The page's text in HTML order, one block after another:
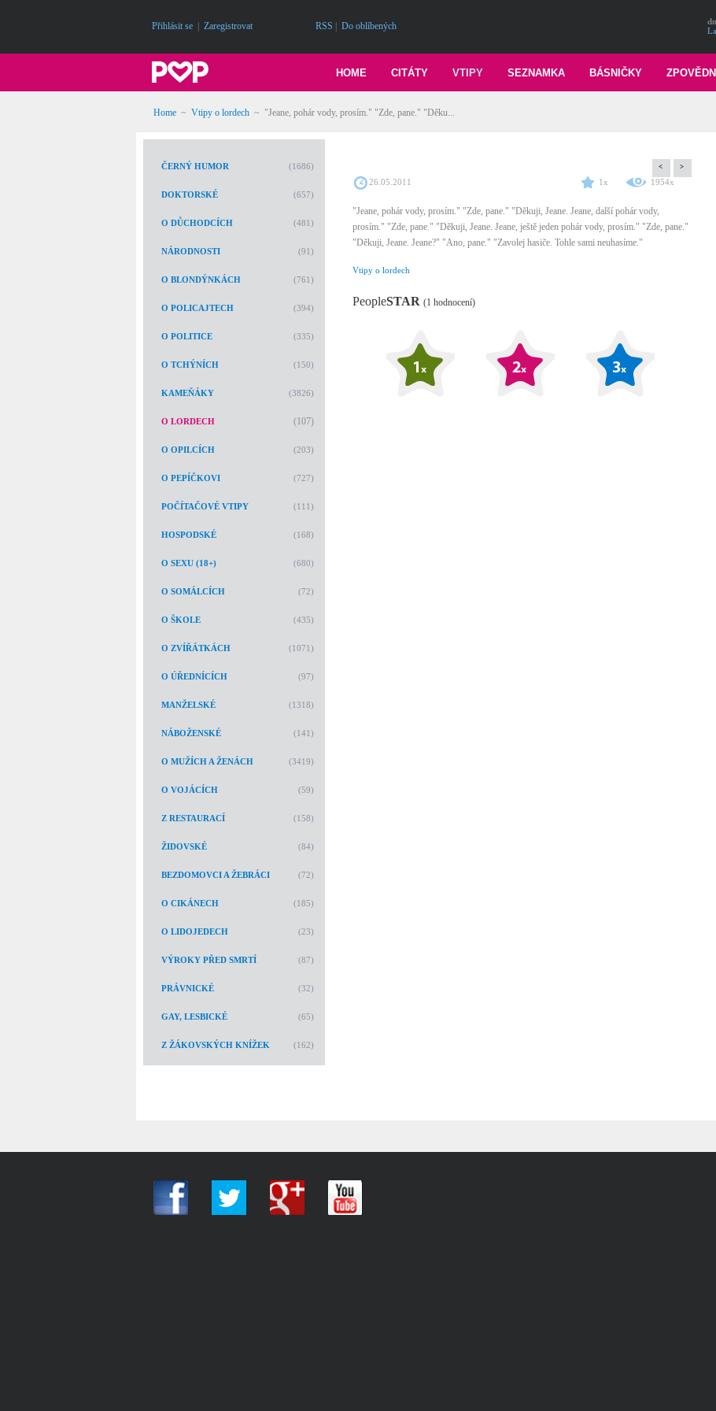
Přihlásit se Zaregistrovat RSS Do oblíbených
BÁSNIČKY
SEZNAMKA
VTIPY
CITÁTY
HOME
Home ~ Vtipy o lordech ~ "Jeane, pohár vody, prosím." "Zde, pane." "Děku...
ČERNÝ HUMOR (1686)
DOKTORSKÉ (657)
O DŮCHODCÍCH (481)
NÁRODNOSTI (91)
O BLONDÝNKÁCH (761)
O POLICAJTECH (394)
O POLITICE (335)
O TCHÝNÍCH (150)
KAMEŇÁKY (3826)
O LORDECH (107)
O OPILCÍCH (203)
O PEPÍČKOVI (727)
POČÍTAČOVÉ VTIPY (111)
HOSPODSKÉ (168)
O SEXU (18+) (680)
O SOMÁLCÍCH (72)
O ŠKOLE (435)
O ZVÍŘÁTKÁCH (1071)
O ÚŘEDNÍCÍCH (97)
MANŽELSKÉ (1318)
NÁBOŽENSKÉ (141)
O MUŽÍCH A ŽENÁCH (3419)
O VOJÁCÍCH (59)
Z RESTAURACÍ (158)
ŽIDOVSKÉ (84)
BEZDOMOVCI A ŽEBRÁCI (72)
O CIKÁNECH (185)
O LIDOJEDECH (23)
VÝROKY PŘED SMRTÍ (87)
PRÁVNICKÉ (32)
GAY, LESBICKÉ (65)
Z ŽÁKOVSKÝCH KNÍŽEK (162)
< >
26.05.2011 1x 1954x
"Jeane, pohár vody, prosím." "Zde, pane." "Děkuji, Jeane. Jeane, další pohár vody,
prosím." "Zde, pane." "Děkuji, Jeane. Jeane, ještě jeden pohár vody, prosím." "Zde, pane."
"Děkuji, Jeane. Jeane?" "Ano, pane." "Zavolej hasiče. Tohle sami neuhasíme."
Vtipy o lordech
PeopleSTAR (1 hodnocení)